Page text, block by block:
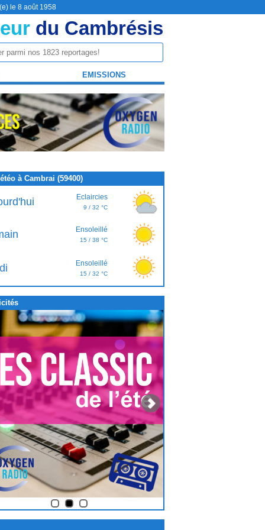
le 8 août 1958
du Cambrésis
EMISSIONS
à Cambrai (59400)
Eclaircies
9 / 32 °C
Ensoleillé
15 / 38 °C
Ensoleillé
15 / 32 °C